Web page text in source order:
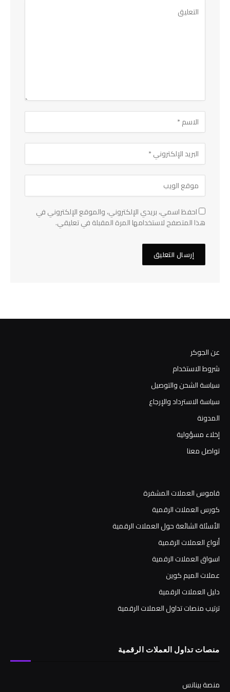
احفظ اسمي، بريدي الإلكتروني، والموقع الإلكتروني في
هذا المتصفح لاستخدامها المرة المقبلة في تعليقي.
عن الجوكر
شروط الاستخدام
سياسة الشحن والتوصيل
سياسة الاسترداد والإرجاع
المدونة
إخلاء مسؤولية
تواصل معنا
قاموس العملات المشفرة
كورس العملات الرقمية
الأسئلة الشائعة حول العملات الرقمية
أنواع العملات الرقمية
اسواق العملات الرقمية
عملات الميم كوين
دليل العملات الرقمية
ترتيب منصات تداول العملات الرقمية
منصات تداول العملات الرقمية
منصة بينانس